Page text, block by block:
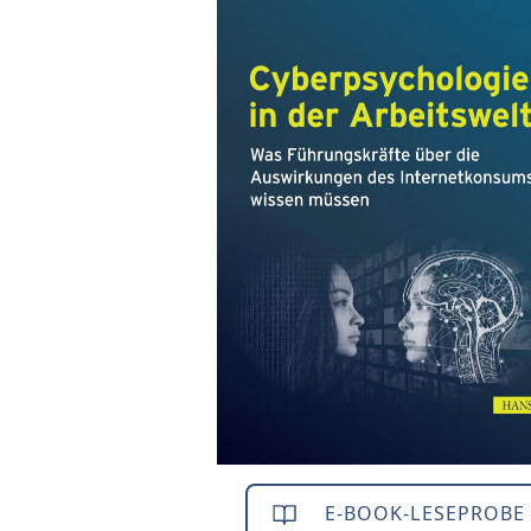
E-BOOK-LESEPROBE